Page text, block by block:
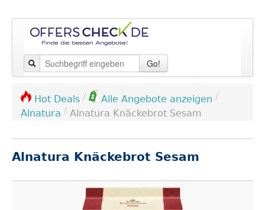
Go!
Hot Deals / Alle Angebote anzeigen /
Alnatura / Alnatura Knäckebrot Sesam
Alnatura Knäckebrot Sesam